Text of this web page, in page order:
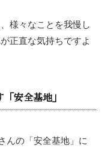
様々なことを我慢し
正直な気持ちですよ
安全基地」
んの「安全基地」に